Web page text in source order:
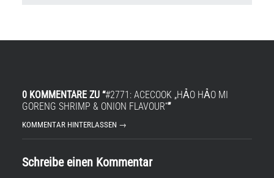
0 KOMMENTARE ZU “#2771: ACECOOK „HẢO HẢO MI
GORENG SHRIMP & ONION FLAVOUR“”
KOMMENTAR HINTERLASSEN →
Schreibe einen Kommentar